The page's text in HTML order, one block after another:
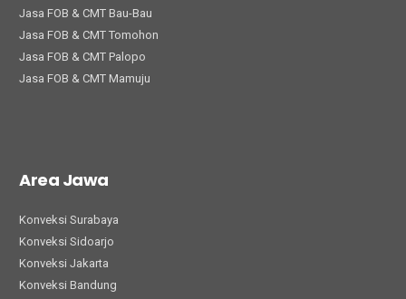
Jasa FOB & CMT Bau-Bau
Jasa FOB & CMT Tomohon
Jasa FOB & CMT Palopo
Jasa FOB & CMT Mamuju
Area Jawa
Konveksi Surabaya
Konveksi Sidoarjo
Konveksi Jakarta
Konveksi Bandung